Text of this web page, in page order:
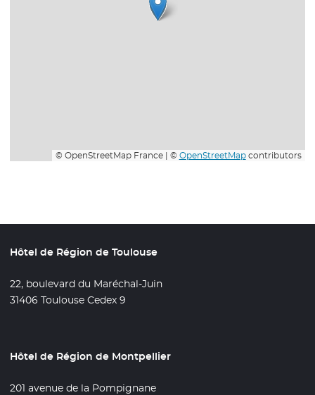
© OpenStreetMap France | © OpenStreetMapcontributors
Hôtel de Région de Toulouse
22, boulevard du Maréchal-Juin
31406 Toulouse Cedex 9
Hôtel de Région de Montpellier
201 avenue de la Pompignane